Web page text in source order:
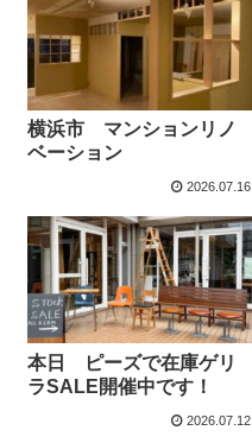
横浜市 マンションリノ
ベーション
2026.07.16
本日 ピーズで在庫ゲリ
ラSALE開催中です！
2026.07.12